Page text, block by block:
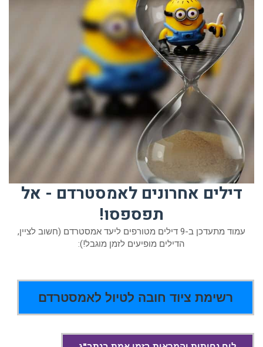
דילים אחרונים לאמסטרדם - אל
תפספסו!
עמוד מתעדכן ב-9 דילים מטורפים ליעד אמסטרדם (חשוב לציין,
הדילים מופיעים לזמן מוגבל!):
רשימת ציוד חובה לטיול לאמסטרדם